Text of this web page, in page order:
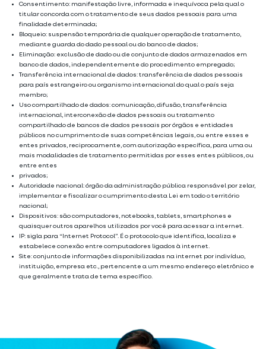
Consentimento: manifestação livre, informada e inequívoca pela qual o
titular concorda com o tratamento de seus dados pessoais para uma
finalidade determinada;
Bloqueio: suspensão temporária de qualquer operação de tratamento,
mediante guarda do dado pessoal ou do banco de dados;
Eliminação: exclusão de dado ou de conjunto de dados armazenados em
banco de dados, independentemente do procedimento empregado;
Transferência internacional de dados: transferência de dados pessoais
para país estrangeiro ou organismo internacional do qual o país seja
membro;
Uso compartilhado de dados: comunicação, difusão, transferência
internacional, interconexão de dados pessoais ou tratamento
compartilhado de bancos de dados pessoais por órgãos e entidades
públicos no cumprimento de suas competências legais, ou entre esses e
entes privados, reciprocamente, com autorização específica, para uma ou
mais modalidades de tratamento permitidas por esses entes públicos, ou
entre entes
privados;
Autoridade nacional: órgão da administração pública responsável por zelar,
implementar e fiscalizar o cumprimento desta Lei em todo o território
nacional;
Dispositivos: são computadores, notebooks, tablets, smartphones e
quaisquer outros aparelhos utilizados por você para acessar a internet.
IP: sigla para “Internet Protocol”. É o protocolo que identifica, localiza e
estabelece conexão entre computadores ligados à internet.
Site: conjunto de informações disponibilizadas na internet por indivíduo,
instituição, empresa etc., pertencente a um mesmo endereço eletrônico e
que geralmente trata de tema específico.